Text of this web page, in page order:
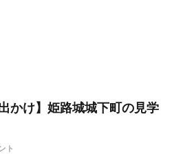
かけ】姫路城城下町の見学
ト